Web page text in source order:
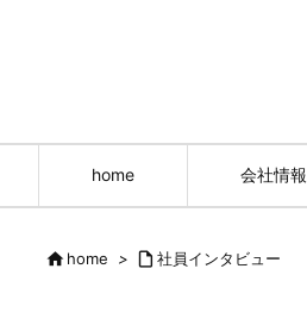
home 会社情報
home >  社員インタビュー